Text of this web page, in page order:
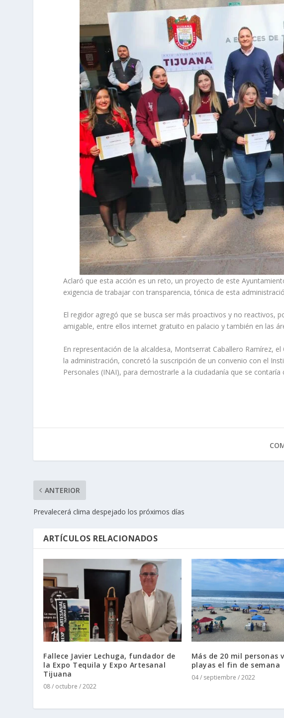
Aclaró que esta acción es un reto, un proyecto de este
exigencia de trabajar con transparencia, tónica de esta
El regidor agregó que se busca ser más proactivos y no reactivos,
amigable, entre ellos internet gratuito en palacio y también en las
En representación de la alcaldesa, Montserrat Caballero Ramírez,
la administración, concretó la suscripción de un convenio con el
Personales (INAI), para demostrarle a la ciudadanía que se
ANTERIOR
Prevalecerá clima despejado los próximos días
ARTÍCULOS RELACIONADOS
Fallece Javier Lechuga, fundador de
la Expo Tequila y Expo Artesanal
Tijuana
08 / octubre / 2022
Más de 20 mil personas
playas el fin de semana
04 / septiembre / 2022